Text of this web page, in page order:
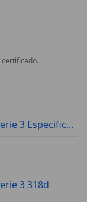
BMW Serie 3 Especificaciones técnicas
3 318d